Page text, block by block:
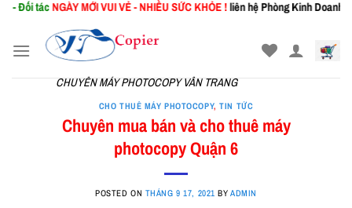
Skip
content
MỚIVUI VẺ - NHIỀU SỨC KHỎE !liên hệ Phòng Kinh Doanh:
CHUYÊN MÁY PHOTOCOPY VÂN TRANG
CHO THUÊ MÁY PHOTOCOPY,TIN TỨC
Chuyên mua bán và cho thuê máy
photocopy Quận 6
POSTED ON THÁNG 9 17, 2021 BY ADMIN